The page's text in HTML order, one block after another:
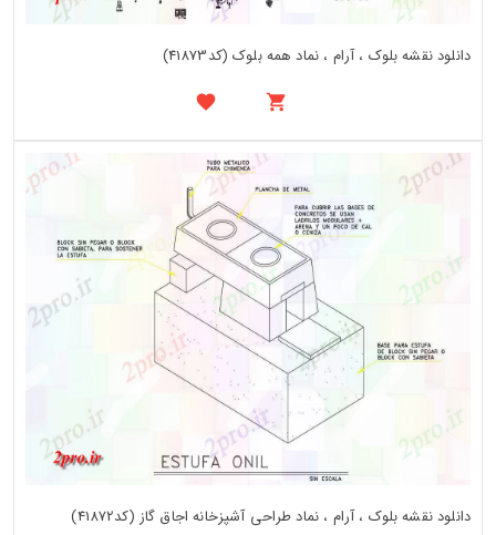
دانلود نقشه بلوک ، آرام ، نماد همه بلوک (کد41873)
دانلود نقشه بلوک ، آرام ، نماد طراحی آشپزخانه اجاق گاز (کد41872)